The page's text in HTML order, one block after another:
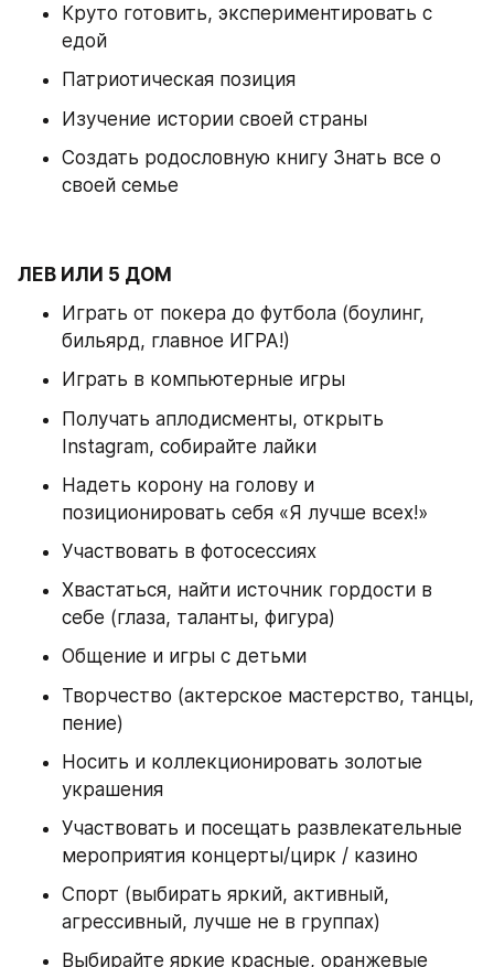
Круто готовить, экспериментировать с
едой
Патриотическая позиция
Изучение истории своей страны
Создать родословную книгу Знать все о
своей семье
ЛЕВ ИЛИ 5 ДОМ
Играть от покера до футбола (боулинг,
бильярд, главное ИГРА!)
Играть в компьютерные игры
Получать аплодисменты, открыть
Instagram, собирайте лайки
Надеть корону на голову и
позиционировать себя «Я лучше всех!»
Участвовать в фотосессиях
Хвастаться, найти источник гордости в
себе (глаза, таланты, фигура)
Общение и игры с детьми
Творчество (актерское мастерство, танцы,
пение)
Носить и коллекционировать золотые
украшения
Участвовать и посещать развлекательные
мероприятия концерты/цирк / казино
Спорт (выбирать яркий, активный,
агрессивный, лучше не в группах)
Выбирайте яркие красные, оранжевые